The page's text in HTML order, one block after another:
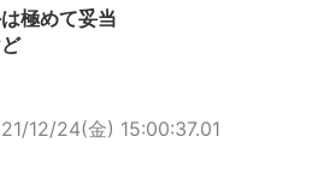
極めて妥当
12/24(金) 15:00:37.01